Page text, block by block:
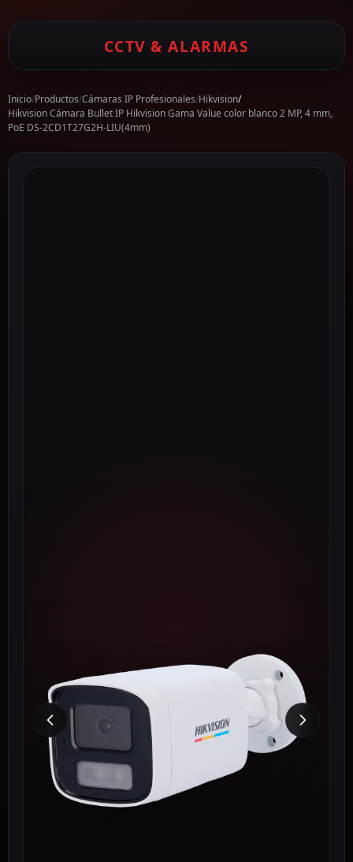
CCTV & ALARMAS
Inicio/Productos/Cámaras IP Profesionales/Hikvision/
Hikvision Cámara Bullet IP Hikvision Gama Value color blanco 2 MP, 4 mm,
PoE DS-2CD1T27G2H-LIU(4mm)